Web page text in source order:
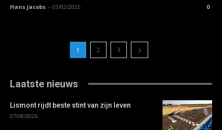
Hans Jacobs - 03/02/2025 0
1 2 3
Laatste nieuws
Lismont rijdt beste stint van zijn leven
07/08/2026